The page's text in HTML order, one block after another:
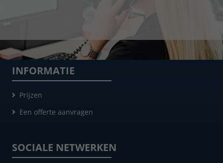
INFORMATIE
Prijzen
Een offerte aanvragen
SOCIALE NETWERKEN